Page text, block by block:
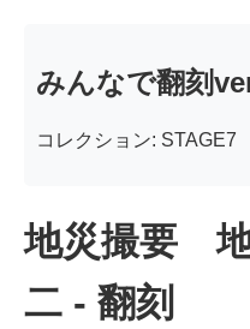
みんなで翻刻
コレクション: STAGE7
地災撮要
二 - 翻刻